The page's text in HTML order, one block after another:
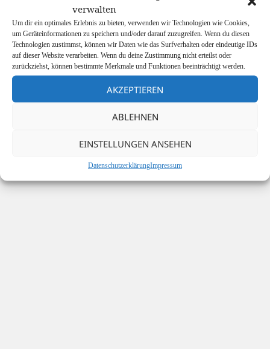
verwalten
Um dir ein optimales Erlebnis zu bieten, verwenden wir Technologien wie Cookies,
um Geräteinformationen zu speichern und/oder darauf zuzugreifen. Wenn du diesen
Technologien zustimmst, können wir Daten wie das Surfverhalten oder eindeutige IDs
auf dieser Website verarbeiten. Wenn du deine Zustimmung nicht erteilst oder
zurückziehst, können bestimmte Merkmale und Funktionen beeinträchtigt werden.
AKZEPTIEREN
ABLEHNEN
EINSTELLUNGEN ANSEHEN
DatenschutzerklärungImpressum
13.06.2021
Töging (Inn)